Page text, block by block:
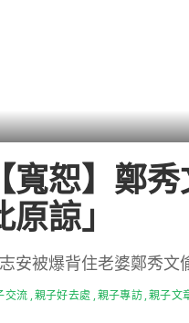
【寬恕】鄭
原諒」
安被爆背住老婆鄭秀文
交流 親子好去處 親子專訪 親子文